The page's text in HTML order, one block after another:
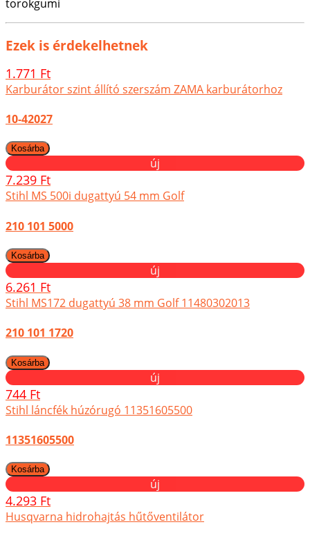
torokgumi
Ezek is érdekelhetnek
1.771 Ft
Karburátor szint állító szerszám ZAMA karburátorhoz
10-42027
új
7.239 Ft
Stihl MS 500i dugattyú 54 mm Golf
210 101 5000
új
6.261 Ft
Stihl MS172 dugattyú 38 mm Golf 11480302013
210 101 1720
új
744 Ft
Stihl láncfék húzórugó 11351605500
11351605500
új
4.293 Ft
Husqvarna hidrohajtás hűtőventilátor